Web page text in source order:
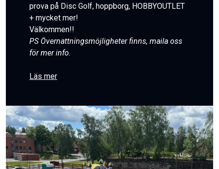
prova på Disc Golf, hoppborg, HOBBYOUTLET
+ mycket mer!
Välkommen!!
PS Övernattningsmöjligheter finns, maila oss
för mer info.
Läs mer